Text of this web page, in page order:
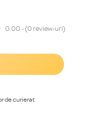
0.00 - (0 review-uri)
de curierat